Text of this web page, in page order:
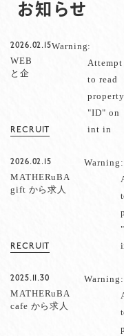
お知らせ
2026.02.15
WEB
と企
Warning:
Attempt
to read
property
"ID" on
int in
RECRUIT
2026.02.15
MATHERuBA
gift から求人
Warning:
RECRUIT
2025.11.30
MATHERuBA
cafe から求人
Warning: